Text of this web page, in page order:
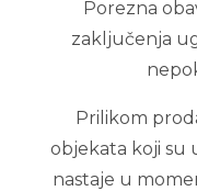
Porezna
zaključenja
Prilikom
objekata koji su
nastaje u